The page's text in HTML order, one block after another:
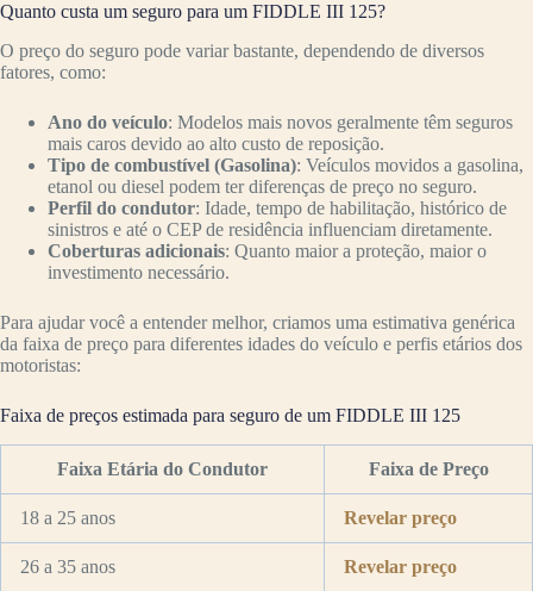
Quanto custa um seguro para um FIDDLE III 125?
O preço do seguro pode variar bastante, dependendo de diversos
fatores, como:
Ano do veículo: Modelos mais novos geralmente têm seguros
mais caros devido ao alto custo de reposição.
Tipo de combustível (Gasolina): Veículos movidos a gasolina,
etanol ou diesel podem ter diferenças de preço no seguro.
Perfil do condutor: Idade, tempo de habilitação, histórico de
sinistros e até o CEP de residência influenciam diretamente.
Coberturas adicionais: Quanto maior a proteção, maior o
investimento necessário.
Para ajudar você a entender melhor, criamos uma estimativa genérica
da faixa de preço para diferentes idades do veículo e perfis etários dos
motoristas:
Faixa de preços estimada para seguro de um FIDDLE III 125
Faixa Etária do Condutor Faixa de Preço
18 a 25 anos Revelar preço
26 a 35 anos Revelar preço